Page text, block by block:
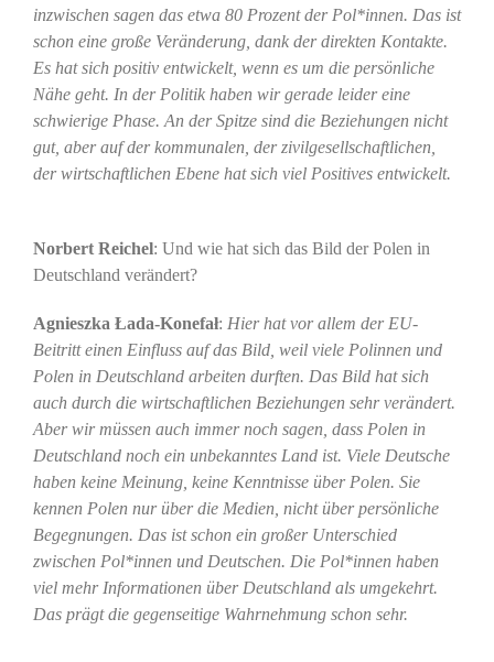
inzwischen sagen das etwa 80 Prozent der Pol*innen. Das ist
schon eine große Veränderung, dank der direkten Kontakte.
Es hat sich positiv entwickelt, wenn es um die persönliche
Nähe geht. In der Politik haben wir gerade leider eine
schwierige Phase. An der Spitze sind die Beziehungen nicht
gut, aber auf der kommunalen, der zivilgesellschaftlichen,
der wirtschaftlichen Ebene hat sich viel Positives entwickelt.
Norbert Reichel: Und wie hat sich das Bild der Polen in
Deutschland verändert?
Agnieszka Łada-Konefał: Hier hat vor allem der EU-
Beitritt einen Einfluss auf das Bild, weil viele Polinnen und
Polen in Deutschland arbeiten durften. Das Bild hat sich
auch durch die wirtschaftlichen Beziehungen sehr verändert.
Aber wir müssen auch immer noch sagen, dass Polen in
Deutschland noch ein unbekanntes Land ist. Viele Deutsche
haben keine Meinung, keine Kenntnisse über Polen. Sie
kennen Polen nur über die Medien, nicht über persönliche
Begegnungen. Das ist schon ein großer Unterschied
zwischen Pol*innen und Deutschen. Die Pol*innen haben
viel mehr Informationen über Deutschland als umgekehrt.
Das prägt die gegenseitige Wahrnehmung schon sehr.